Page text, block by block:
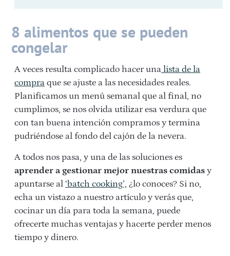
8 alimentos que se pueden
congelar
A veces resulta complicado hacer una lista de la
compra que se ajuste a las necesidades reales.
Planificamos un menú semanal que al final, no
cumplimos, se nos olvida utilizar esa verdura que
con tan buena intención compramos y termina
pudriéndose al fondo del cajón de la nevera.
A todos nos pasa, y una de las soluciones es
aprender a gestionar mejor nuestras comidas y
apuntarse al ‘batch cooking’, ¿lo conoces? Si no,
echa un vistazo a nuestro artículo y verás que,
cocinar un día para toda la semana, puede
ofrecerte muchas ventajas y hacerte perder menos
tiempo y dinero.